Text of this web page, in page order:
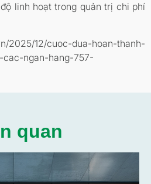
linh hoạt trong quản trị chi phí
2025/12/cuoc-dua-hoan-thanh-
ngan-hang-757-
quan